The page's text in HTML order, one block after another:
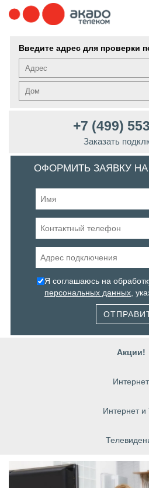
Введите адрес для проверки
+7 (499)
Заказать
ОФОРМИТЬ ЗАЯВКУ
Я соглашаюсь на
персональных данных ,
Акции!
Интернет
Интернет и